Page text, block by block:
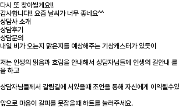
다시 또 찾아뵐게요!!
감사합니다!! 요즘 날씨가 너무 좋네요^^
상담사 소개
상담후기
상담문의
내일 비가 오는지 맑은지를 예상해주는 기상캐스터가 있듯이
저는 인생의 맑음과 흐림을 안내해서 상담자님들께 인생의 길안내
을 하고
상담자님들께서 갈림길에 서있을때 조언을 통해 자신에게 이익될수
앞으로 마음이 갈피를 못잡을때 하트를 눌러주세요.